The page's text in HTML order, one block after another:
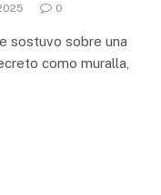
0
sostuvo sobre una
como muralla,